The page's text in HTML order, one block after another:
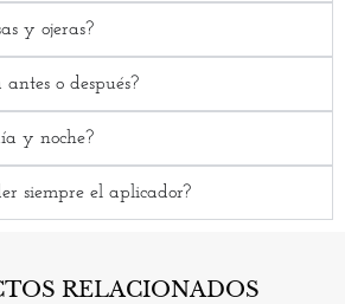
y ojeras?
o después?
y noche?
siempre el aplicador?
RELACIONADOS